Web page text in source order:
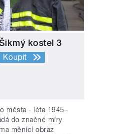
kostel 3
Koupit
města - léta 1945–
do značné míry
měnící obraz